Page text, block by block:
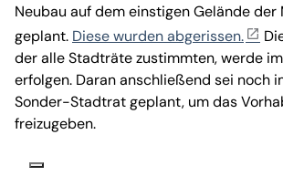
Neubau auf dem einstigen Gelände der
geplant. Diese wurden abgerissen.
der alle Stadträte zustimmten, werde
erfolgen. Daran anschließend sei noch
Sonder-Stadtrat geplant, um das
freizugeben.